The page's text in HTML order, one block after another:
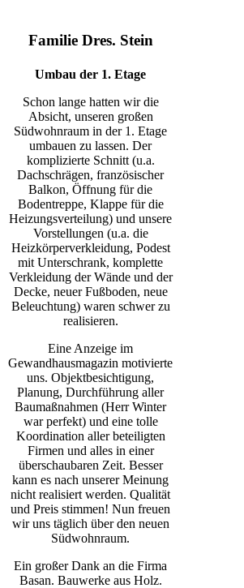
Familie Dres. Stein
Umbau der 1. Etage
Schon lange hatten wir die
Absicht, unseren großen
Südwohnraum in der 1. Etage
umbauen zu lassen. Der
komplizierte Schnitt (u.a.
Dachschrägen, französischer
Balkon, Öffnung für die
Bodentreppe, Klappe für die
Heizungsverteilung) und unsere
Vorstellungen (u.a. die
Heizkörperverkleidung, Podest
mit Unterschrank, komplette
Verkleidung der Wände und der
Decke, neuer Fußboden, neue
Beleuchtung) waren schwer zu
realisieren.
Eine Anzeige im
Gewandhausmagazin motivierte
uns. Objektbesichtigung,
Planung, Durchführung aller
Baumaßnahmen (Herr Winter
war perfekt) und eine tolle
Koordination aller beteiligten
Firmen und alles in einer
überschaubaren Zeit. Besser
kann es nach unserer Meinung
nicht realisiert werden. Qualität
und Preis stimmen! Nun freuen
wir uns täglich über den neuen
Südwohnraum.
Ein großer Dank an die Firma
Basan. Bauwerke aus Holz.